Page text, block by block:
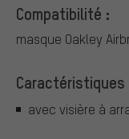
Compatibilité :
masque Oakley
Caractéristiques
avec visière à